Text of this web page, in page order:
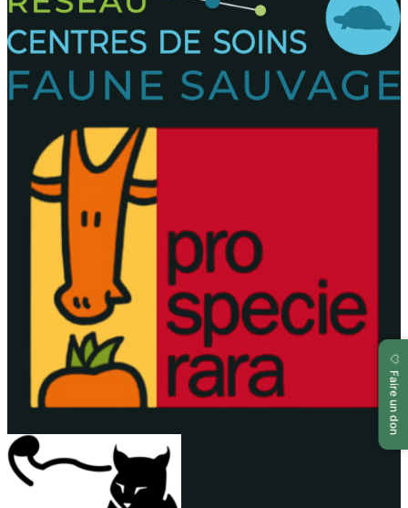
🤍
Faire un don